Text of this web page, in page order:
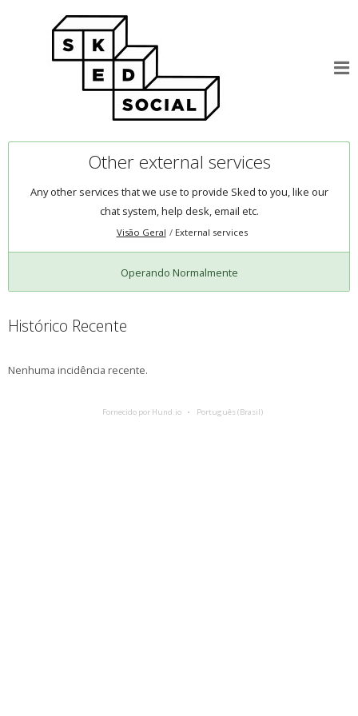
Other external services
Any other services that we use to provide Sked to you, like our
chat system, help desk, email etc.
Visão Geral External services
Operando Normalmente
Histórico Recente
Nenhuma incidência recente.
Fornecido por Hund.io Português (Brasil)